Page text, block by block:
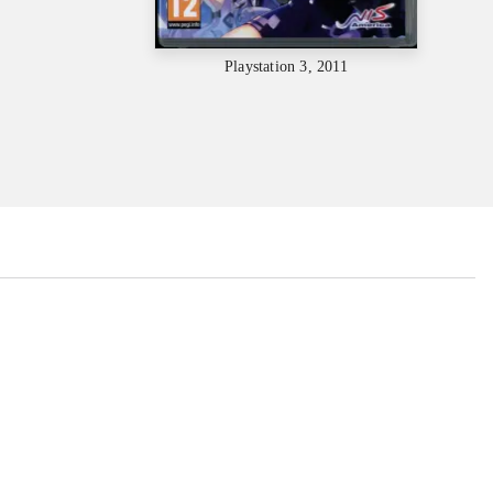
Playstation 3, 2011